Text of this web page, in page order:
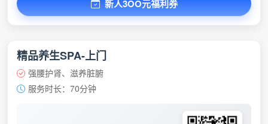
新人3OO元福利券
精品养生SPA-上门
强腰护肾、滋养脏腑
服务时长：70分钟